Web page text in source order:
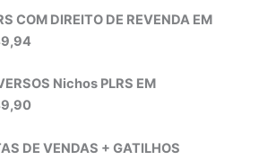
COM DIREITO DE REVENDA EM
Nichos PLRS EM
DE VENDAS + GATILHOS